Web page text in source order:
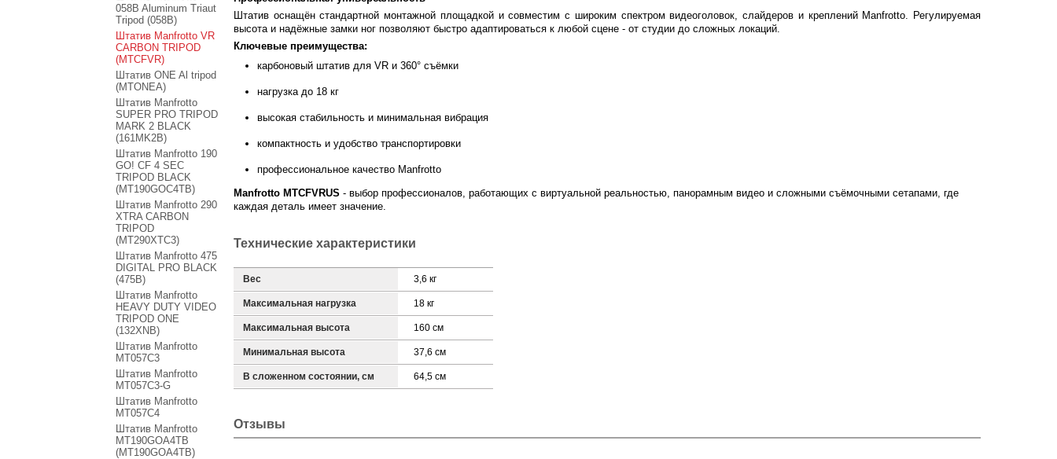
Штатив оснащён стандартной монтажной площадкой и совместим с широким спектром видеоголовок, слайдеров и креплений Manfrotto. Регулируемая
высота и надёжные замки ног позволяют быстро адаптироваться к любой сцене - от студии до сложных локаций.
Ключевые преимущества:
карбоновый штатив для VR и 360° съёмки
нагрузка до 18 кг
высокая стабильность и минимальная вибрация
компактность и удобство транспортировки
профессиональное качество Manfrotto
Manfrotto MTCFVRUS - выбор профессионалов, работающих с виртуальной реальностью, панорамным видео и сложными съёмочными сетапами, где
каждая деталь имеет значение.
Технические характеристики
Вес 3,6 кг
Максимальная нагрузка 18 кг
Максимальная высота 160 см
Минимальная высота 37,6 см
В сложенном состоянии, см 64,5 см
Отзывы
058B Aluminum Triaut
Tripod (058B)
Штатив Manfrotto VR
CARBON TRIPOD
(MTCFVR)
Штатив ONE Al tripod
(MTONEA)
Штатив Manfrotto
SUPER PRO TRIPOD
MARK 2 BLACK
(161MK2B)
Штатив Manfrotto 190
GO! CF 4 SEC
TRIPOD BLACK
(MT190GOC4TB)
Штатив Manfrotto 290
XTRA CARBON
TRIPOD
(MT290XTC3)
Штатив Manfrotto 475
DIGITAL PRO BLACK
(475B)
Штатив Manfrotto
HEAVY DUTY VIDEO
TRIPOD ONE
(132XNB)
Штатив Manfrotto
MT057C3
Штатив Manfrotto
MT057C3-G
Штатив Manfrotto
MT057C4
Штатив Manfrotto
MT190GOA4TB
(MT190GOA4TB)